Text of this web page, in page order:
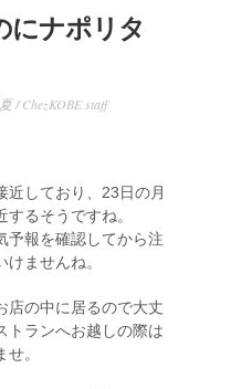
にナポリタ
/ChezKOBE staff
近しており、23日の月
るそうですね。
予報を確認してから注
ませんね。
店の中に居るので大丈
トランへお越しの際は
。